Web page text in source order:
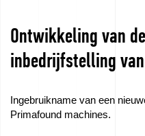
Offerteaanvraag
Ontwikkeling van
inbedrijfstelling
Ingebruikname van een
Primafound machines.